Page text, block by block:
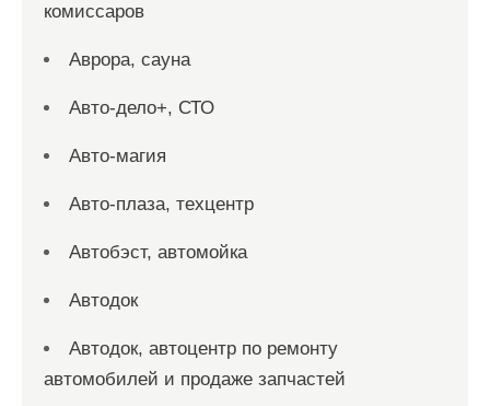
комиссаров
Аврора, сауна
Авто-дело+, СТО
Авто-магия
Авто-плаза, техцентр
Автобэст, автомойка
Автодок
Автодок, автоцентр по ремонту
автомобилей и продаже запчастей